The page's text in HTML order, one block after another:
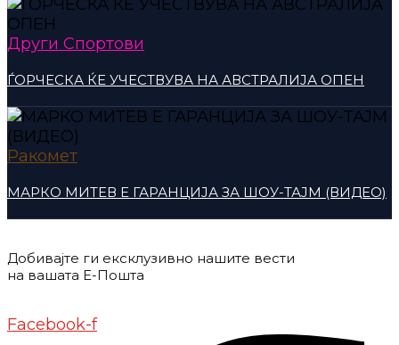
Други Спортови
ЃОРЧЕСКА ЌЕ УЧЕСТВУВА НА АВСТРАЛИЈА ОПЕН
Ракомет
МАРКО МИТЕВ Е ГАРАНЦИЈА ЗА ШОУ-ТАЈМ (ВИДЕО)
Добивајте ги ексклузивно нашите вести
на вашата Е-Пошта
Facebook-f